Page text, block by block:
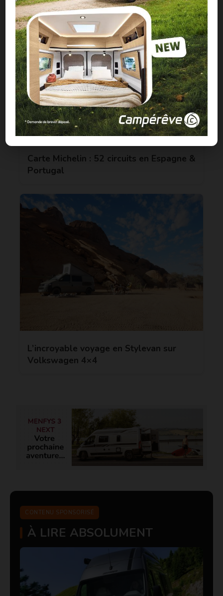
Carte Michelin : 52 circuits en Espagne &
Portugal
L’incroyable voyage en Stylevan sur
Volkswagen 4×4
CONTENU SPONSORISÉ
À LIRE ABSOLUMENT